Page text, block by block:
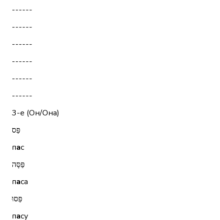
------
------
------
------
------
------
3-е (Он/Она)
פַּס
пас
פַּסָּה
паса
פַּסּוּ
пасу